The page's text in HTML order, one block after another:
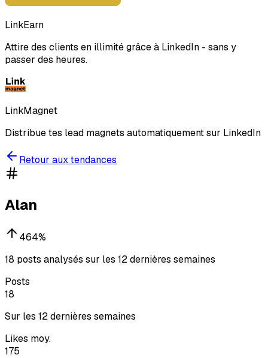
LinkEarn
Attire des clients en illimité grâce à LinkedIn - sans y
passer des heures.
LinkMagnet
Distribue tes lead magnets automatiquement sur LinkedIn
Retour aux tendances
Alan
464%
18 posts analysés sur les 12 dernières semaines
Posts
18
Sur les 12 dernières semaines
Likes moy.
175